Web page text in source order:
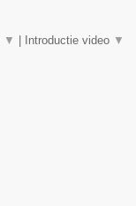
▼ Introductie video ▼